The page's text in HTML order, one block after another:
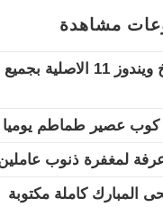
مشاهدة
تحميل احدث نسخ ويندوز 11
كوب عصير طماطم يوميا
لمغفرة ذنوب
المبارك كاملة مكتوبة